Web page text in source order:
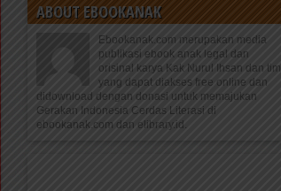
ABOUT EBOOKANAK
Ebookanak.com merupakan media
publikasi ebook anak legal dan
orisinal karya Kak Nurul Ihsan dan tim
yang dapat diakses free online dan
didownload dengan donasi untuk memajukan
Gerakan Indonesia Cerdas Literasi di
ebookanak.com dan elibrary.id.